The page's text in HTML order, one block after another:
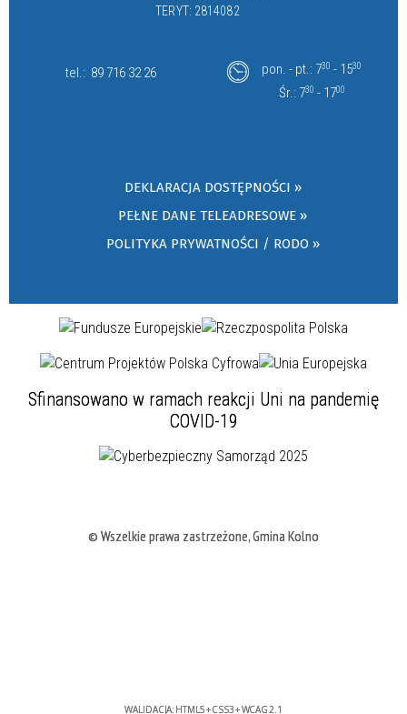
TERYT: 2814082
tel.: 89 716 32 26 pon. - pt.: 730 - 1530
Śr.: 730 - 1700
DEKLARACJA DOSTĘPNOŚCI »
PEŁNE DANE TELEADRESOWE »
POLITYKA PRYWATNOŚCI / RODO »
Sfinansowano w ramach reakcji Uni na pandemię
COVID-19
© Wszelkie prawa zastrzeżone, Gmina Kolno
WALIDACJA: HTML5+CSS3+WCAG 2.1